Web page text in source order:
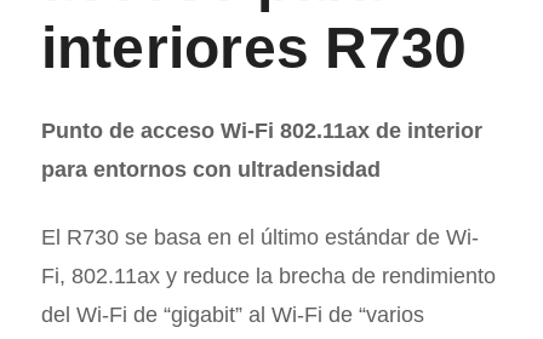
interiores R730
Punto de acceso Wi-Fi 802.11ax de interior
para entornos con ultradensidad
El R730 se basa en el último estándar de Wi-
Fi, 802.11ax y reduce la brecha de rendimiento
del Wi-Fi de “gigabit” al Wi-Fi de “varios